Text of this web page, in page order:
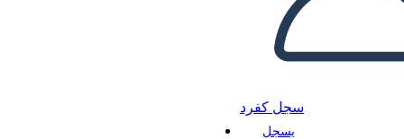
سجل كفرد
يسجل